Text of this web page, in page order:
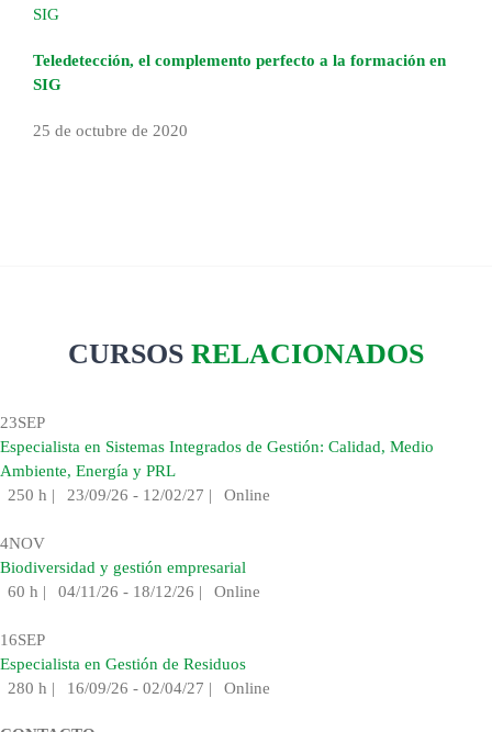
SIG
Teledetección, el complemento perfecto a la formación en
SIG
25 de octubre de 2020
CURSOS RELACIONADOS
23SEP
Especialista en Sistemas Integrados de Gestión: Calidad, Medio
Ambiente, Energía y PRL
250 h | 23/09/26 - 12/02/27 | Online
4NOV
Biodiversidad y gestión empresarial
60 h | 04/11/26 - 18/12/26 | Online
16SEP
Especialista en Gestión de Residuos
280 h | 16/09/26 - 02/04/27 | Online